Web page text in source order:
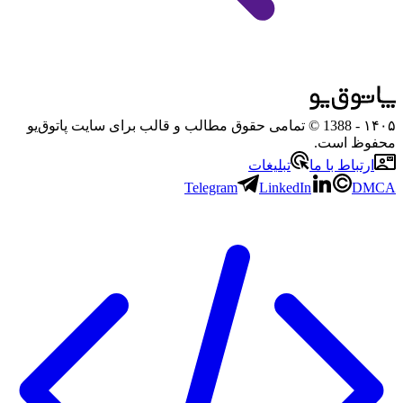
۱۴۰۵
- 1388 © تمامی حقوق مطالب و قالب برای سایت پاتوق‌یو
محفوظ است.
ارتباط با ما
تبلیغات
Telegram
LinkedIn DMCA